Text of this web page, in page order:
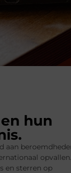
hun
aan
opvallen.
en sterren op